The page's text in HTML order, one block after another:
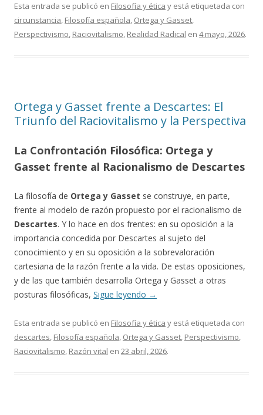
Esta entrada se publicó en Filosofía y ética y está etiquetada con
circunstancia, Filosofía española, Ortega y Gasset,
Perspectivismo, Raciovitalismo, Realidad Radical en 4 mayo, 2026.
Ortega y Gasset frente a Descartes: El
Triunfo del Raciovitalismo y la Perspectiva
La Confrontación Filosófica: Ortega y
Gasset frente al Racionalismo de Descartes
La filosofía de Ortega y Gasset se construye, en parte,
frente al modelo de razón propuesto por el racionalismo de
Descartes. Y lo hace en dos frentes: en su oposición a la
importancia concedida por Descartes al sujeto del
conocimiento y en su oposición a la sobrevaloración
cartesiana de la razón frente a la vida. De estas oposiciones,
y de las que también desarrolla Ortega y Gasset a otras
posturas filosóficas, Sigue leyendo →
Esta entrada se publicó en Filosofía y ética y está etiquetada con
descartes, Filosofía española, Ortega y Gasset, Perspectivismo,
Raciovitalismo, Razón vital en 23 abril, 2026.